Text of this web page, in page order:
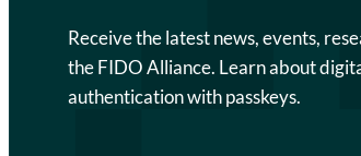
Receive the latest news, events,
the FIDO Alliance. Learn about
authentication with passkeys.